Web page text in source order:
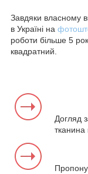
Завдяки власному
в Україні на
роботи більше 5
квадратний.
Догляд
тканина